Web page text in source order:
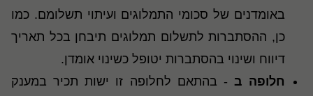
באומדנים של סכומי התמלוגים ועיתוי תשלומם. כמו
כן, ההסתברות לתשלום תמלוגים תיבחן בכל תאריך
דיווח ושינוי בהסתברות יטופל כשינוי אומדן.
חלופה ב - בהתאם לחלופה זו ישות תכיר במענק